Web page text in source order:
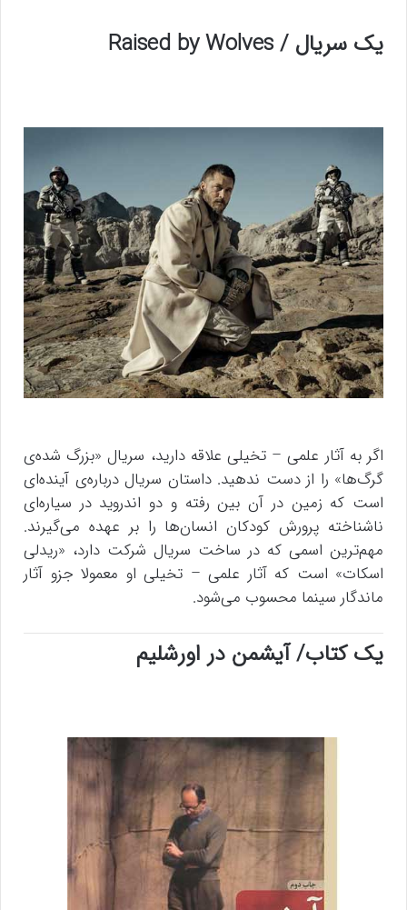
یک سریال / Raised by Wolves
اگر به آثار علمی – تخیلی علاقه دارید، سریال «بزرگ شده‌ی
گرگ‌ها» را از دست ندهید. داستان سریال درباره‌ی آینده‌ای
است که زمین در آن بین رفته و دو اندروید در سیاره‌ای
ناشناخته پرورش کودکان انسان‌ها را بر عهده می‌گیرند.
مهم‌ترین اسمی که در ساخت سریال شرکت دارد، «ریدلی
اسکات» است که آثار علمی – تخیلی او معمولا جزو آثار
ماندگار سینما محسوب می‌شود.
یک کتاب/ آیشمن در اورشلیم